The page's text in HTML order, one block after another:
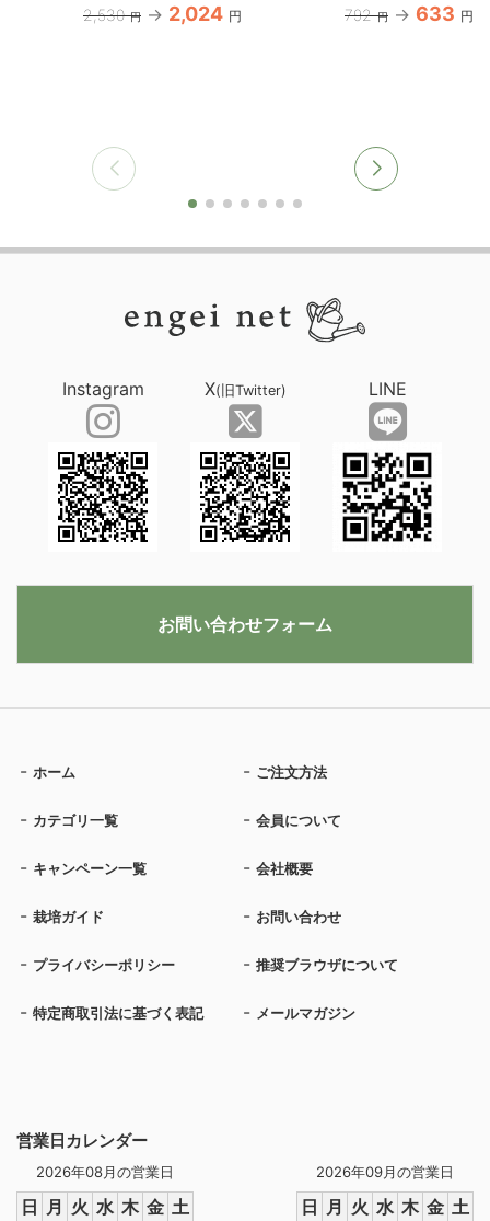
2,530 円 2,024 円 792 円 633 円
営業日カレンダー
2026年08月の営業日
日 月 火 水 木 金 土
2026年09月の営業日
日 月 火 水 木 金 土
ホーム ご注文方法
カテゴリ一覧 会員について
キャンペーン一覧 会社概要
栽培ガイド お問い合わせ
プライバシーポリシー 推奨ブラウザについて
特定商取引法に基づく表記 メールマガジン
Instagram X(旧Twitter) LINE
お問い合わせフォーム